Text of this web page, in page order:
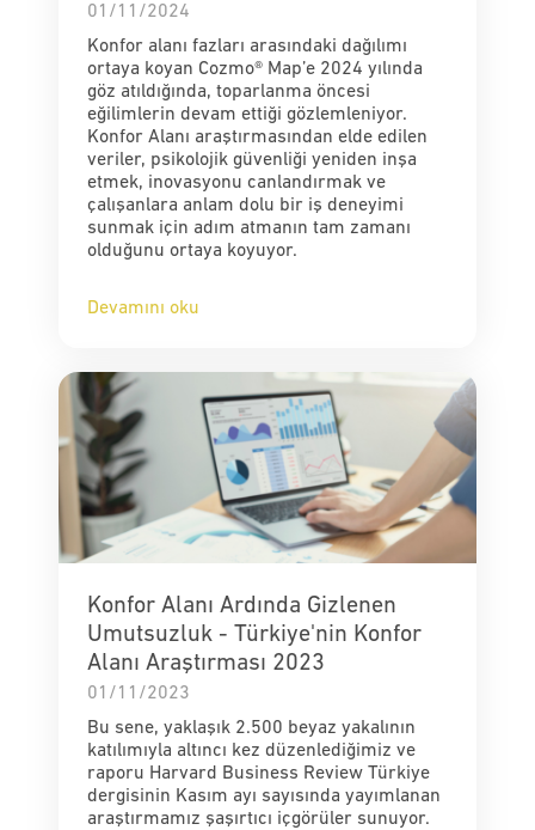
01/11/2024
Konfor alanı fazları arasındaki dağılımı
ortaya koyan Cozmo® Map’e 2024 yılında
göz atıldığında, toparlanma öncesi
eğilimlerin devam ettiği gözlemleniyor.
Konfor Alanı araştırmasından elde edilen
veriler, psikolojik güvenliği yeniden inşa
etmek, inovasyonu canlandırmak ve
çalışanlara anlam dolu bir iş deneyimi
sunmak için adım atmanın tam zamanı
olduğunu ortaya koyuyor.
Devamını oku
Konfor Alanı Ardında Gizlenen
Umutsuzluk - Türkiye'nin Konfor
Alanı Araştırması 2023
01/11/2023
Bu sene, yaklaşık 2.500 beyaz yakalının
katılımıyla altıncı kez düzenlediğimiz ve
raporu Harvard Business Review Türkiye
dergisinin Kasım ayı sayısında yayımlanan
araştırmamız şaşırtıcı içgörüler sunuyor.